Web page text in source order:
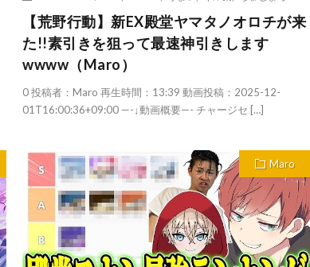
【荒野行動】新EX殿堂ヤマタノオロチが来
た!!素引きを狙って最速神引きします
wwww（Maro）
0 投稿者：Maro 再生時間：13:39 動画投稿：2025-12-
01T16:00:36+09:00 —-↓動画概要—- チャージセ […]
Maro